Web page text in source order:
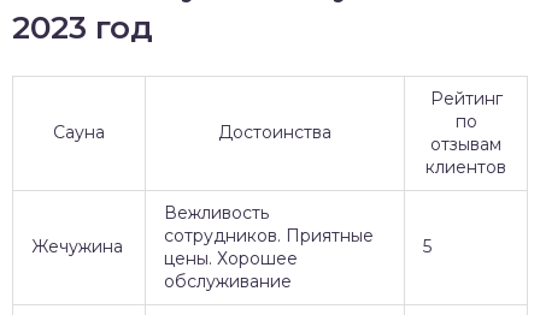
2023 год
Сауна Достоинства
Рейтинг
по
отзывам
клиентов
Жечужина
Вежливость
сотрудников. Приятные
цены. Хорошее
обслуживание
5